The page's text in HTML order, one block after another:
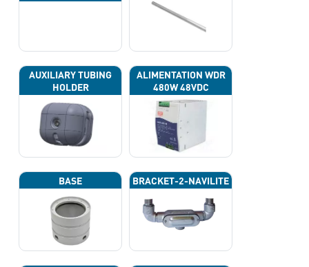
AUXILIARY TUBING
HOLDER
ALIMENTATION WDR
480W 48VDC
BASE BRACKET-2-NAVILITE